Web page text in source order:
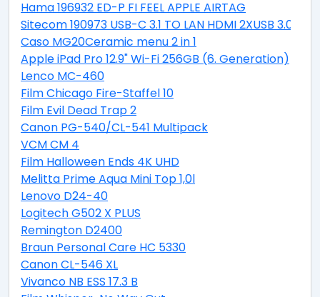
Hama 196932 ED-P FI FEEL APPLE AIRTAG
Sitecom 190973 USB-C 3.1 TO LAN HDMI 2XUSB 3.0 PD
Caso MG20Ceramic menu 2 in 1
Apple iPad Pro 12.9" Wi-Fi 256GB (6. Generation)
Lenco MC-460
Film Chicago Fire-Staffel 10
Film Evil Dead Trap 2
Canon PG-540/CL-541 Multipack
VCM CM 4
Film Halloween Ends 4K UHD
Melitta Prime Aqua Mini Top 1,0l
Lenovo D24-40
Logitech G502 X PLUS
Remington D2400
Braun Personal Care HC 5330
Canon CL-546 XL
Vivanco NB ESS 17.3 B